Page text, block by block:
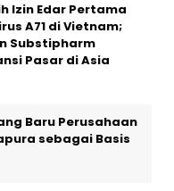
Izin Edar Pertama
A71 di Vietnam;
Substipharm
Pasar di Asia
Baru Perusahaan
sebagai Basis